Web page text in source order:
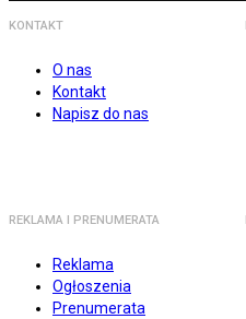
KONTAKT
O nas
Kontakt
Napisz do nas
REKLAMA I PRENUMERATA
Reklama
Ogłoszenia
Prenumerata